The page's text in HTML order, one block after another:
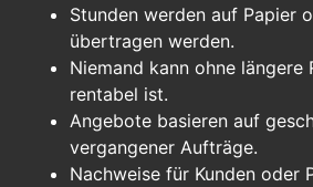
Stunden werden auf Papier
übertragen werden.
Niemand kann ohne
rentabel ist.
Angebote basieren auf
vergangener Aufträge.
Nachweise für Kunden oder